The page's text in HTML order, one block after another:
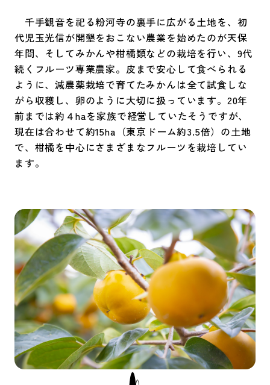
千手観音を祀る粉河寺の裏手に広がる土地を、初
代児玉光信が開墾をおこない農業を始めたのが天保
年間、そしてみかんや柑橘類などの栽培を行い、9代
続くフルーツ専業農家。皮まで安心して食べられる
ように、減農薬栽培で育てたみかんは全て試食しな
がら収穫し、卵のように大切に扱っています。20年
前までは約４haを家族で経営していたそうですが、
現在は合わせて約15ha（東京ドーム約3.5倍）の土地
で、柑橘を中心にさまざまなフルーツを栽培してい
ます。